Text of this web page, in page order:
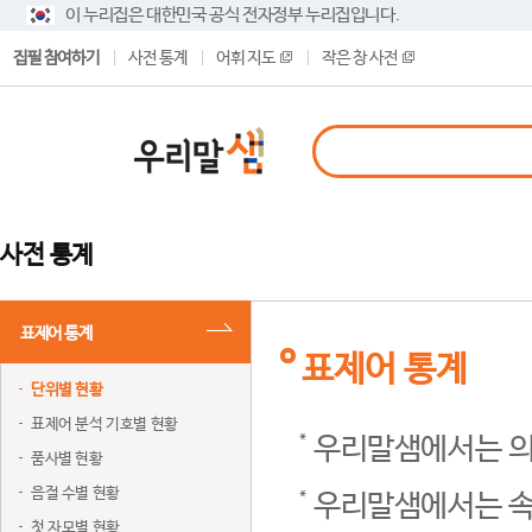
이 누리집은 대한민국 공식 전자정부 누리집입니다.
집필 참여하기 사전 통계 어휘 지도 작은 창 사전
사전 통계
표제어 통계
단위별 현황
표제어 분석 기호별 현황
품사별 현황
음절 수별 현황
첫 자모별 현황
표제어 통계
우리말샘에서는
우리말샘에서는